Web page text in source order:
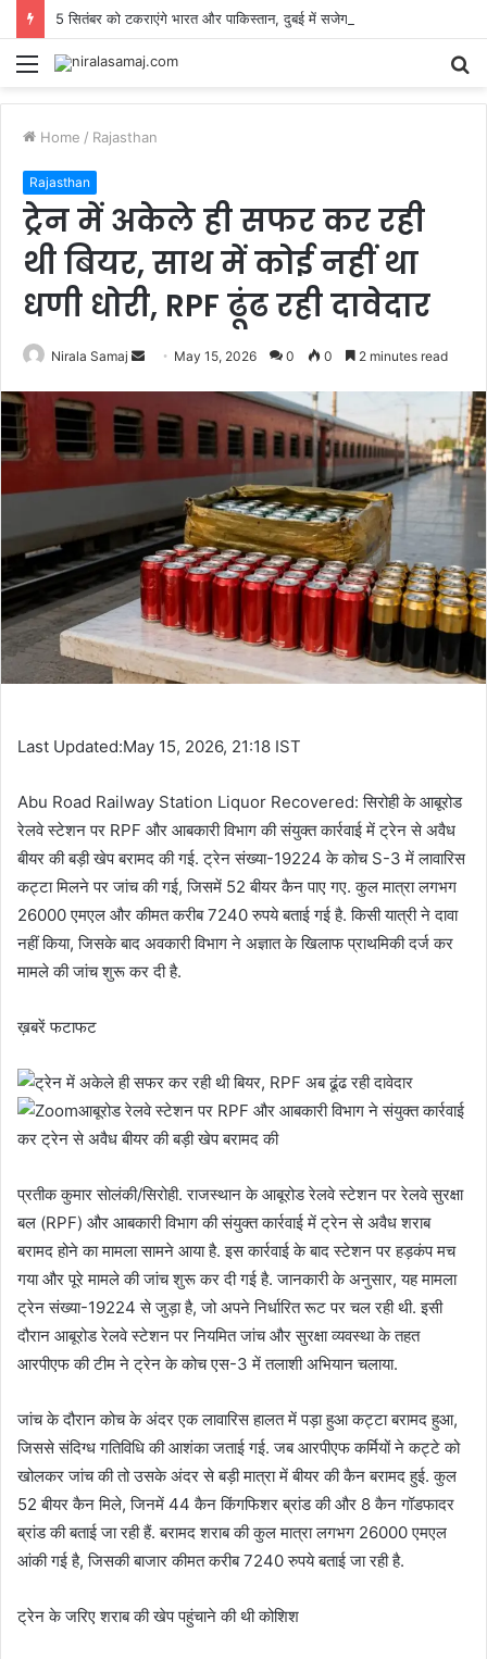
Menu
Home / Rajasthan
Rajasthan
ट्रेन में अकेले ही सफर कर रही
थी बियर, साथ में कोई नहीं था
धणी धोरी, RPF ढूंढ रही दावेदार
Nirala Samaj
Send May 15, 2026 0 0 2 minutes read
Last Updated:May 15, 2026, 21:18 IST
Abu Road Railway Station Liquor Recovered: सिरोही के आबूरोड
रेलवे स्टेशन पर RPF और आबकारी विभाग की संयुक्त कार्रवाई में ट्रेन से अवैध
बीयर की बड़ी खेप बरामद की गई. ट्रेन संख्या-19224 के कोच S-3 में लावारिस
कट्टा मिलने पर जांच की गई, जिसमें 52 बीयर कैन पाए गए. कुल मात्रा लगभग
26000 एमएल और कीमत करीब 7240 रुपये बताई गई है. किसी यात्री ने दावा
नहीं किया, जिसके बाद अवकारी विभाग ने अज्ञात के खिलाफ प्राथमिकी दर्ज कर
मामले की जांच शुरू कर दी है.
ख़बरें फटाफट
आबूरोड रेलवे स्टेशन पर RPF और आबकारी विभाग ने संयुक्त कार्रवाई
कर ट्रेन से अवैध बीयर की बड़ी खेप बरामद की
प्रतीक कुमार सोलंकी/सिरोही. राजस्थान के आबूरोड रेलवे स्टेशन पर रेलवे सुरक्षा
बल (RPF) और आबकारी विभाग की संयुक्त कार्रवाई में ट्रेन से अवैध शराब
बरामद होने का मामला सामने आया है. इस कार्रवाई के बाद स्टेशन पर हड़कंप मच
गया और पूरे मामले की जांच शुरू कर दी गई है. जानकारी के अनुसार, यह मामला
ट्रेन संख्या-19224 से जुड़ा है, जो अपने निर्धारित रूट पर चल रही थी. इसी
दौरान आबूरोड रेलवे स्टेशन पर नियमित जांच और सुरक्षा व्यवस्था के तहत
आरपीएफ की टीम ने ट्रेन के कोच एस-3 में तलाशी अभियान चलाया.
जांच के दौरान कोच के अंदर एक लावारिस हालत में पड़ा हुआ कट्टा बरामद हुआ,
जिससे संदिग्ध गतिविधि की आशंका जताई गई. जब आरपीएफ कर्मियों ने कट्टे को
खोलकर जांच की तो उसके अंदर से बड़ी मात्रा में बीयर की कैन बरामद हुई. कुल
52 बीयर कैन मिले, जिनमें 44 कैन किंगफिशर ब्रांड की और 8 कैन गॉडफादर
ब्रांड की बताई जा रही हैं. बरामद शराब की कुल मात्रा लगभग 26000 एमएल
आंकी गई है, जिसकी बाजार कीमत करीब 7240 रुपये बताई जा रही है.
ट्रेन के जरिए शराब की खेप पहुंचाने की थी कोशिश